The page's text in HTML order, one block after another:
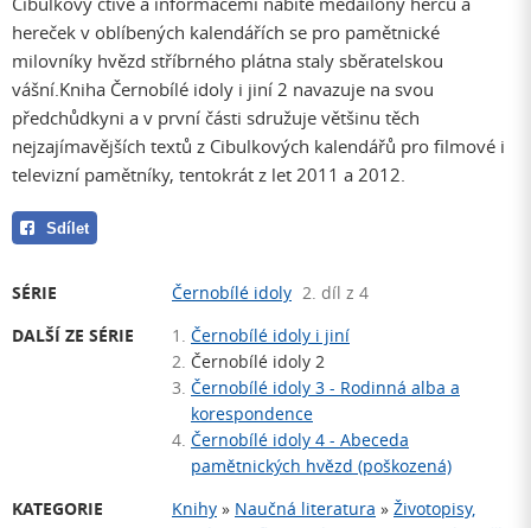
hereček v oblíbených kalendářích se pro pamětnické
milovníky hvězd stříbrného plátna staly sběratelskou
vášní.Kniha Černobílé idoly i jiní 2 navazuje na svou
předchůdkyni a v první části sdružuje většinu těch
nejzajímavějších textů z Cibulkových kalendářů pro filmové i
televizní pamětníky, tentokrát z let 2011 a 2012.
Sdílet
SÉRIE Černobílé idoly 2. díl z 4
DALŠÍ ZE SÉRIE
1. Černobílé idoly i jiní
2. Černobílé idoly 2
3. Černobílé idoly 3 - Rodinná alba a
korespondence
4. Černobílé idoly 4 - Abeceda
pamětnických hvězd (poškozená)
KATEGORIE
Knihy » Naučná literatura » Životopisy,